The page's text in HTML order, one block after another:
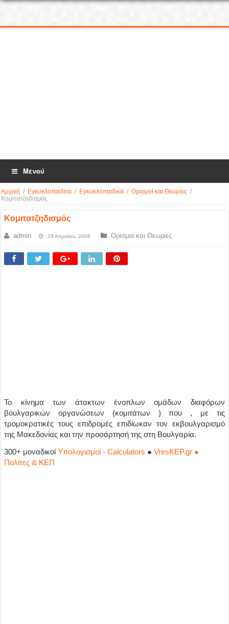
Μενού
Αρχική / Εγκυκλοπαίδεια / Εγκυκλοπαιδικά / Ορισμοί και Θεωρίες /
Κομιτατζηδισμός
Κομιτατζηδισμός
admin 29 Απριλίου, 2006 Ορισμοί και Θεωρίες
Το κίνημα των άτακτων ένοπλων ομάδων διαφόρων
βουλγαρικών οργανώσεων (κομιτάτων ) που , με τις
τρομοκρατικές τους επιδρομές επιδίωκαν τον εκβουλγαρισμό
της Μακεδονίας και την προσάρτησή της στη Βουλγαρία.
300+ μοναδικοίΥπολογισμοί - Calculators ●VresKEP.gr ●
Πολίτες & ΚΕΠ